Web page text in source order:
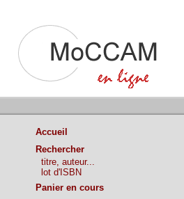
Accueil
Rechercher
titre, auteur...
lot d'ISBN
Panier en cours